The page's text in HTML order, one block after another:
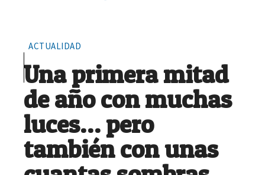
ACTUALIDAD
Una primera mitad
de año con muchas
luces… pero
también con unas